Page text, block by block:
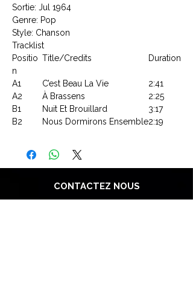
Sortie: Jul 1964
Genre: Pop
Style: Chanson
Tracklist
Positio
n
Title/Credits Duration
A1 C’est Beau La Vie
2:41
A2
À Brassens
2:25
B1
Nuit Et Brouillard
3:17
B2
Nous Dormirons Ensemble2:19
CONTACTEZ NOUS